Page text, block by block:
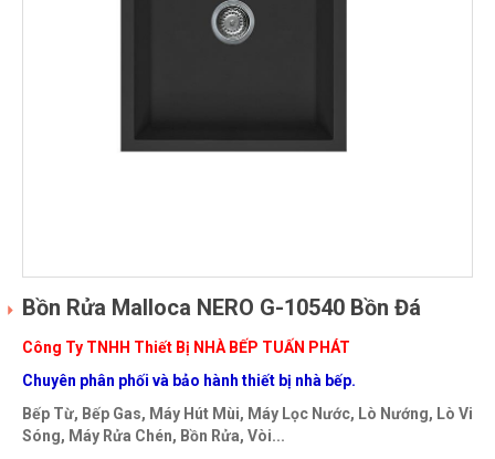
Bồn Rửa Malloca NERO G-10540 Bồn Đá
Công Ty TNHH Thiết Bị NHÀ BẾP TUẤN PHÁT
Chuyên phân phối và bảo hành thiết bị nhà bếp.
Bếp Từ, Bếp Gas, Máy Hút Mùi, Máy Lọc Nước, Lò Nướng, Lò Vi
Sóng, Máy Rửa Chén, Bồn Rửa, Vòi...